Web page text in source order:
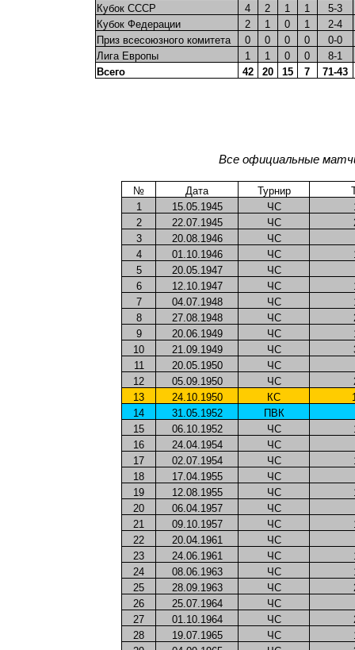
Кубок СССР
4 2 1 1
5-3
Кубок Федерации
2 1 0 1
2-4
Приз всесоюзного комитета
0 0 0 0
0-0
Лига Европы
1 1 0 0
8-1
Всего
42 20 15 7 71-43
Все официальные
№ Дата Турнир
1
15.05.1945 ЧС
2
22.07.1945 ЧС
3
20.08.1946
ЧС
4
01.10.1946 ЧС
5
20.05.1947
ЧС
6
12.10.1947 ЧС
7
04.07.1948 ЧС
8
27.08.1948 ЧС
9
20.06.1949 ЧС
10
21.09.1949 ЧС
11
20.05.1950
ЧС
12
05.09.1950 ЧС
13
24.10.1950 КС
14
31.05.1952
ПВК
15
06.10.1952 ЧС
16
24.04.1954
ЧС
17
02.07.1954 ЧС
18
17.04.1955
ЧС
19
12.08.1955 ЧС
20
06.04.1957
ЧС
21
09.10.1957 ЧС
22
20.04.1961
ЧС
23
24.06.1961 ЧС
24
08.06.1963 ЧС
25
28.09.1963 ЧС
26
25.07.1964 ЧС
27
01.10.1964 ЧС
28
19.07.1965 ЧС